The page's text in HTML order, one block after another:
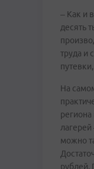
– Как и
десять
труда и
На
можно
рублей.